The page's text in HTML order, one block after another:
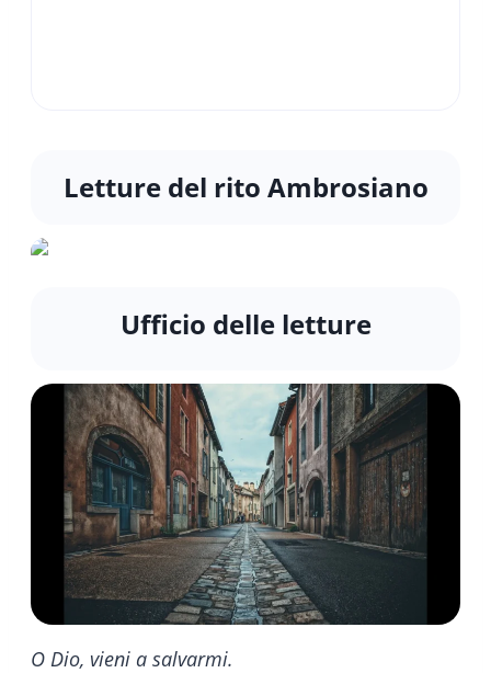
Letture del rito Ambrosiano
Ufficio delle letture
O Dio, vieni a salvarmi.